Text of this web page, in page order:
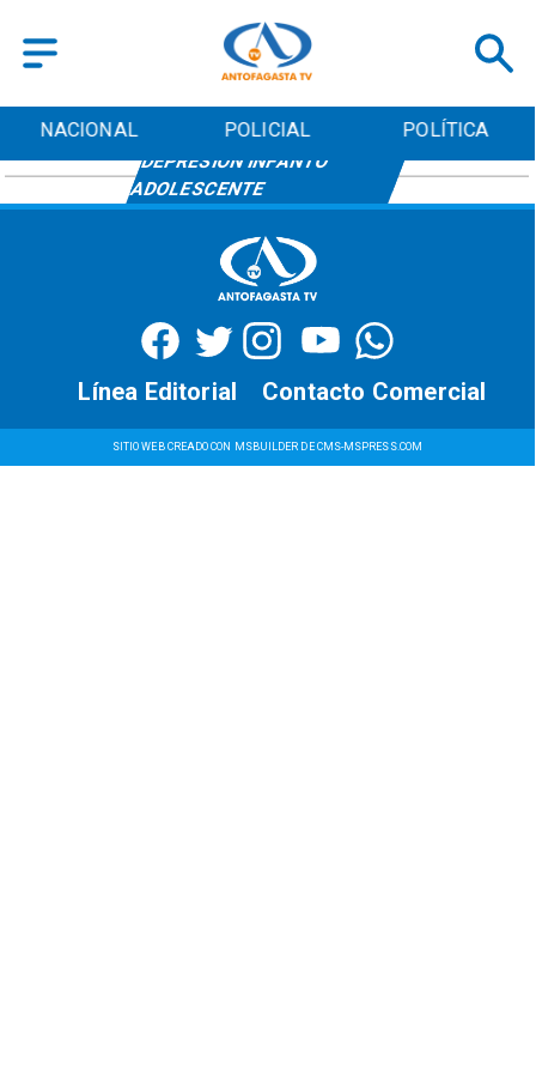
NACIONAL POLICIAL POLÍTICA
DEPRESIÓN INFANTO
ADOLESCENTE
SITIO WEB CREADO CON MSBUILDER DE CMS-MSPRESS.COM
Contacto Comercial
Línea Editorial